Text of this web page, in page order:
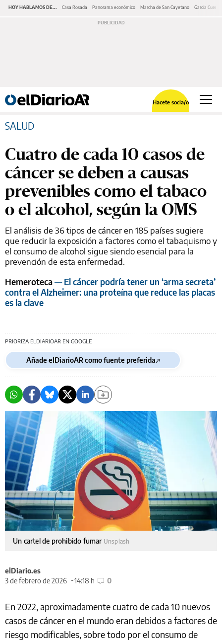
HOY HABLAMOS DE... Casa Rosada Panorama económico Marcha de San Cayetano García Cuerva
Hacete socia/o
SALUD
Cuatro de cada 10 casos de
cáncer se deben a causas
prevenibles como el tabaco
o el alcohol, según la OMS
El análisis de 36 tipos de cáncer en 185 países sugiere
que reducir la exposición a factores como el tabaquismo y
el consumo de alcohol sigue siendo esencial para la
prevención de esta enfermedad.
Hemeroteca— El cáncer podría tener un ‘arma secreta’
contra el Alzheimer: una proteína que reduce las placas
es la clave
PRIORIZA ELDIARIOAR EN GOOGLE
Añade elDiarioAR como fuente preferida
Un cartel de prohibido fumar Unsplash
elDiario.es
3 de febrero de 2026
14:18 h 0
En 2022, aproximadamente cuatro de cada 10 nuevos
casos de cáncer en el mundo eran debidos a factores de
riesgo modificables, sobre todo por el consumo de